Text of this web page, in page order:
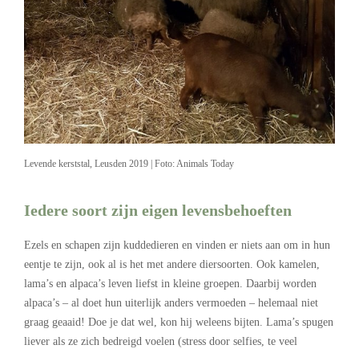
Levende kerststal, Leusden 2019 | Foto: Animals Today
Iedere soort zijn eigen levensbehoeften
Ezels en schapen zijn kuddedieren en vinden er niets aan om in hun
eentje te zijn, ook al is het met andere diersoorten. Ook kamelen,
lama’s en alpaca’s leven liefst in kleine groepen. Daarbij worden
alpaca’s – al doet hun uiterlijk anders vermoeden – helemaal niet
graag geaaid! Doe je dat wel, kon hij weleens bijten. Lama’s spugen
liever als ze zich bedreigd voelen (stress door selfies, te veel